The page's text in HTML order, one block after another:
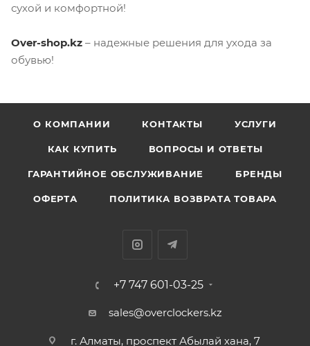
сухой и комфортной!
Over-shop.kz – надежные решения для ухода за
обувью!
О КОМПАНИИ КОНТАКТЫ УСЛУГИ
КАК КУПИТЬ ВОПРОСЫ И ОТВЕТЫ
ГАРАНТИЙНОЕ ОБСЛУЖИВАНИЕ БРЕНДЫ
ОФЕРТА ПОЛИТИКА ВОЗВРАТА ТОВАРА
+7 747 601-03-25
sales@overclockers.kz
г. Алматы, проспект Абылай хана, 7